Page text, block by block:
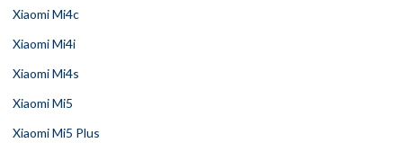
Xiaomi Mi4c
Xiaomi Mi4i
Xiaomi Mi4s
Xiaomi Mi5
Xiaomi Mi5 Plus